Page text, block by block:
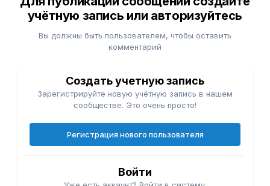
учётную запись или авторизуйтесь
Вы должны быть пользователем, чтобы оставить
комментарий
Создать учетную запись
Зарегистрируйте новую учётную запись в нашем
сообществе. Это очень просто!
Регистрация нового пользователя
Войти